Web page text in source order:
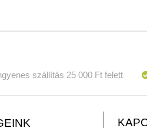
szállítás 25 000 Ft felett